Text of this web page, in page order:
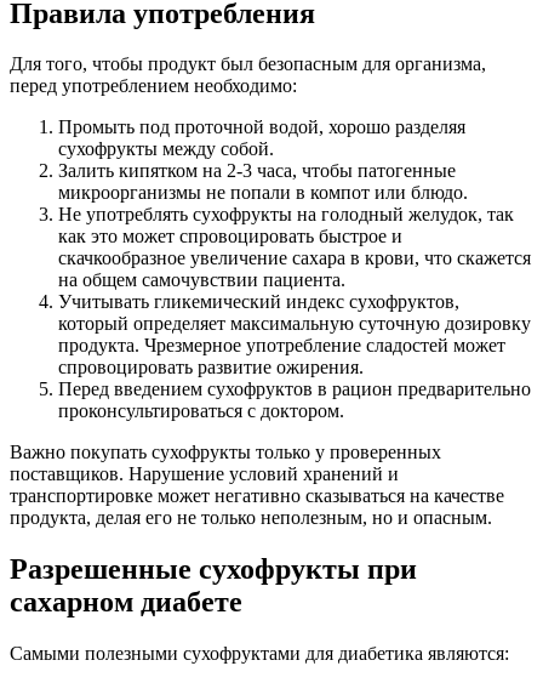
Правила употребления
Для того, чтобы продукт был безопасным для организма,
перед употреблением необходимо:
Промыть под проточной водой, хорошо разделяя
сухофрукты между собой.
Залить кипятком на 2-3 часа, чтобы патогенные
микроорганизмы не попали в компот или блюдо.
Не употреблять сухофрукты на голодный желудок, так
как это может спровоцировать быстрое и
скачкообразное увеличение сахара в крови, что скажется
на общем самочувствии пациента.
Учитывать гликемический индекс сухофруктов,
который определяет максимальную суточную дозировку
продукта. Чрезмерное употребление сладостей может
спровоцировать развитие ожирения.
Перед введением сухофруктов в рацион предварительно
проконсультироваться с доктором.
Важно покупать сухофрукты только у проверенных
поставщиков. Нарушение условий хранений и
транспортировке может негативно сказываться на качестве
продукта, делая его не только неполезным, но и опасным.
Разрешенные сухофрукты при
сахарном диабете
Самыми полезными сухофруктами для диабетика являются: